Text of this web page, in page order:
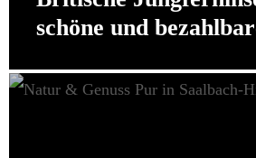
schöne und